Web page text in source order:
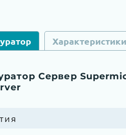
Характеристики
Сервер